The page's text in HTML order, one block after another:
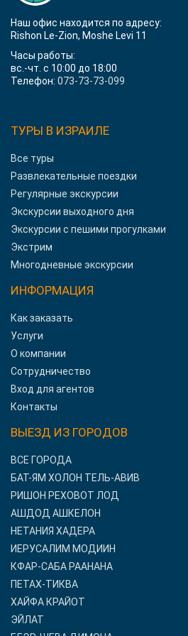
Наш офис находится по адресу:
Rishon Le-Zion, Moshe Levi 11
Часы работы:
вс.-чт. с 10:00 до 18:00
Телефон: 073-73-73-099
ТУРЫ В ИЗРАИЛЕ
Все туры
Развлекательные поездки
Регулярные экскурсии
Экскурсии выходного дня
Экскурсии с пешими прогулками
Экстрим
Многодневные экскурсии
ИНФОРМАЦИЯ
Как заказать
Услуги
О компании
Сотрудничество
Вход для агентов
Контакты
ВЫЕЗД ИЗ ГОРОДОВ
ВСЕ ГОРОДА
БАТ-ЯМ ХОЛОН ТЕЛЬ-АВИВ
РИШОН РЕХОВОТ ЛОД
АШДОД АШКЕЛОН
НЕТАНИЯ ХАДЕРА
ИЕРУСАЛИМ МОДИИН
КФАР-САБА РААНАНА
ПЕТАХ-ТИКВА
ХАЙФА КРАЙОТ
ЭЙЛАТ